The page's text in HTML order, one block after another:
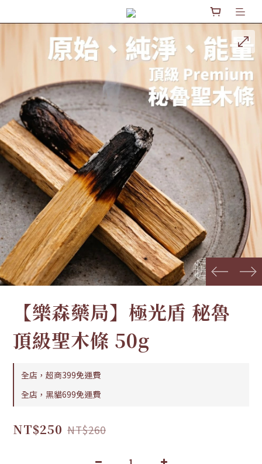
prev next
【樂森藥局】極光盾 秘魯
頂級聖木條 50g
全店，超商399免運費
全店，黑貓699免運費
NT$250 NT$260